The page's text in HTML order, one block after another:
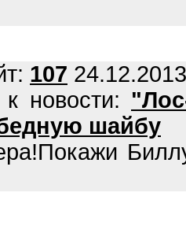
107
новости:
шайбу